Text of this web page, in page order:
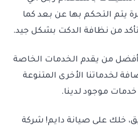
يتم التحكم بها عن بعد كما
من نظافة الدكت بشكل جيد.
أفضل من يقدم الخدمات الخاصة
لخدماتنا الأخرى المتنوعة
موجود لدينا.
خلك على صيانة دايم! شركة